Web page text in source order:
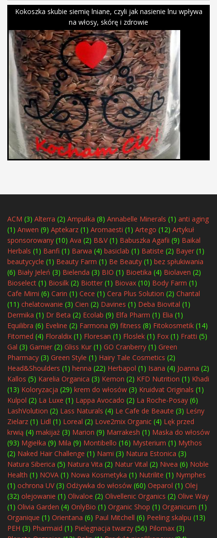
Kokoszka skubie siemię lniane, czyli jak nasienie lnu wpływa
na włosy, skórę i zdrowie
ACM (3) Alterra (2) Ampułka (8) Annabelle Minerals (1) anti aging
(1) Anwen (9) Aptekarz (1) Aromaesti (1) Artego (12) Artykuł
sponsorowany (10) Ava (2) B&V(1) Babuszka Agafii (9) Baikal
Herbals (1) Banfi (1) Barwa (4) basiclab (1) Batiste (2) Bayer (1)
beautycycle (1) Beauty Farm (1) Be Beauty (1) bez spłukiwania
(6) Biały Jeleń (3) Bielenda (3) BIO (1) Bioetika (4) Biolaven (2)
Bioselect (1) Biosilk (2) Biotter (1) Biovax (10) Body Farm (1)
Cafe Mimi (6) Carin (1) Cece (1) Cera Plus Solution (2) Chantal
(11) chelatowanie (3) Cien (2) Davines (1) Deba Biovital (1)
Dermika (1) Dr Beta (2) Ecolab (9) Elfa Pharm (1) Elia (1)
Equilibra (6) Eveline (2) Farmona (9) fitness (8) Fitokosmetik (14)
Fitomed (4) Floraldix (1) Floresan (1) Floslek (1) Fox (1) Fratti (5)
Gal (3) Garnier (2) Gliss Kur (1) GO Cranberry (1) Green
Pharmacy (3) Green Style (1) Hairy Tale Cosmetics (2)
Head&Shoulders (1) henna (22) Herbapol (1) Isana (4) Joanna (2)
Kallos (5) Karelia Organica (3) Kemon (2) KFD Nutrition (1) Khadi
(13) Koloryzacja (29) krem do włosów (3) Kruidvat Originals (1)
Kulpol (2) La Luxe (1) Lappa Avocado (2) La Roche-Posay (6)
LashVolution (2) Lass Naturals (4) Le Cafe de Beaute (3) Leśny
Zielarz (1) Lidl (1) Loreal (2) Love2mix Organic (4) Lęk przed
krwią (4) makijaż (3) Marion (9) Marrakesh (1) Maska do włosów
(93) Mgiełka (9) Mila (9) Montibello (16) Mysterium (1) Mythos
(2) Naked Hair Challenge (1) Nami (3) Natura Estonica (3)
Natura Siberica (5) Natura Vita (2) Natur Vital (2) Nivea (6) Noble
Health (1) NOVA (1) Nowa Kosmetyka (1) Nutrilite (1) Nymphes
(1) ochrona UV(3) Odżywka do włosów (60) Oeparol (1) Olej
(32) olejowanie (1) Olivaloe (2) Olivellenic Organics (2) Olive Way
(1) Olivia Garden (4) OnlyBio (1) Organic Shop (1) Organicum (1)
Organique (1) Orientana (6) Paul Mitchell (6) Peeling skalpu (13)
PEH (3) Pharmaid (1) Pielęgnacja twarzy (56) Pilomax (3)